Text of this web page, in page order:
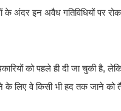
के अंदर इन अवैध गतिविधियों
को पहले ही दी जा चुकी है,
के लिए वे किसी भी हद तक जाने